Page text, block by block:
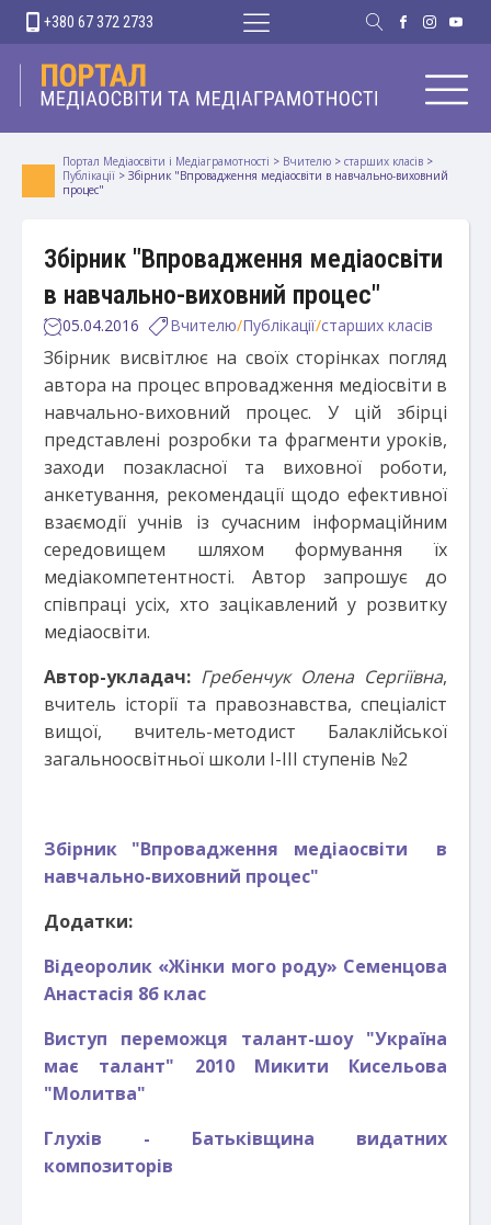
+380 67 372 2733
Портал Медіаосвіти і Медіаграмотності > Вчителю > старших класів >
Публікації > Збірник "Впровадження медіаосвіти в навчально-виховний
процес"
Збірник "Впровадження медіаосвіти
в навчально-виховний процес"
05.04.2016 Вчителю/Публікації/старших класів
Збірник висвітлює на своїх сторінках погляд
автора на процес впровадження медіосвіти в
навчально-виховний процес. У цій збірці
представлені розробки та фрагменти уроків,
заходи позакласної та виховної роботи,
анкетування, рекомендації щодо ефективної
взаємодії учнів із сучасним інформаційним
середовищем шляхом формування їх
медіакомпетентності. Автор запрошує до
співпраці усіх, хто зацікавлений у розвитку
медіаосвіти.
Автор-укладач: Гребенчук Олена Сергіївна,
вчитель історії та правознавства, спеціаліст
вищої, вчитель-методист Балаклійської
загальноосвітньої школи І-ІІІ ступенів №2
Збірник "Впровадження медіаосвіти в
навчально-виховний процес"
Додатки:
Відеоролик «Жінки мого роду» Семенцова
Анастасія 8б клас
Виступ переможця талант-шоу "Україна
має талант" 2010 Микити Кисельова
"Молитва"
Глухів - Батьківщина видатних
композиторів